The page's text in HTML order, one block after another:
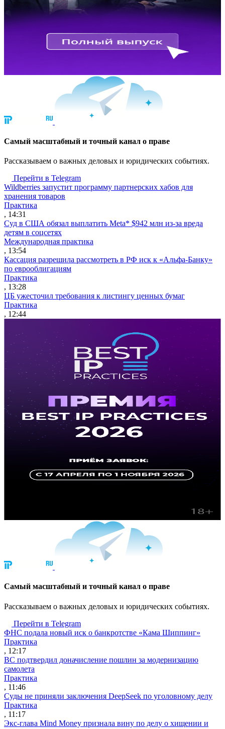
Cамый масштабный и точный канал о праве
Рассказываем о важных деловых и юридических событиях.
Перейти в Telegram
Wildberries запустит программу партнерских хабов для
хранения товаров
Практика
, 14:31
Суд в США обязал выплатить Meta* $942 млн из-за вреда
детям в соцсетях
Международная практика
, 13:54
Кассация разрешила рассмотреть в РФ иск к «Альфа-Банку»
по еврооблигациям
Практика
, 13:28
ЦБ ужесточил требования к листингу ценных бумаг
Практика
, 12:44
Cамый масштабный и точный канал о праве
Рассказываем о важных деловых и юридических событиях.
Перейти в Telegram
ФНС подала новый иск о банкротстве «Кама Шиппинг»
Практика
, 12:17
ВС подтвердил доначисление пошлин за модернизацию
самолета
Практика
, 11:46
Суды не приняли заключения DeepSeek по уголовному делу
Практика
, 11:17
Экс-глава Mind Money признала вину по делу о хищении и